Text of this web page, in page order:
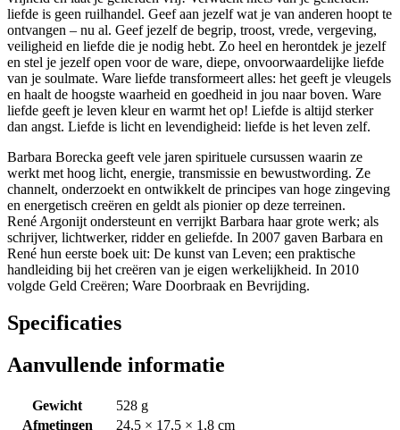
liefde is geen ruilhandel. Geef aan jezelf wat je van anderen hoopt te
ontvangen – nu al. Geef jezelf de begrip, troost, vrede, vergeving,
veiligheid en liefde die je nodig hebt. Zo heel en herontdek je jezelf
en stel je jezelf open voor de ware, diepe, onvoorwaardelijke liefde
van je soulmate. Ware liefde transformeert alles: het geeft je vleugels
en haalt de hoogste waarheid en goedheid in jou naar boven. Ware
liefde geeft je leven kleur en warmt het op! Liefde is altijd sterker
dan angst. Liefde is licht en levendigheid: liefde is het leven zelf.
Barbara Borecka geeft vele jaren spirituele cursussen waarin ze
werkt met hoog licht, energie, transmissie en bewustwording. Ze
channelt, onderzoekt en ontwikkelt de principes van hoge zingeving
en energetisch creëren en geldt als pionier op deze terreinen.
René Argonijt ondersteunt en verrijkt Barbara haar grote werk; als
schrijver, lichtwerker, ridder en geliefde. In 2007 gaven Barbara en
René hun eerste boek uit: De kunst van Leven; een praktische
handleiding bij het creëren van je eigen werkelijkheid. In 2010
volgde Geld Creëren; Ware Doorbraak en Bevrijding.
Specificaties
Aanvullende informatie
Gewicht
528 g
Afmetingen
24,5 × 17,5 × 1,8 cm